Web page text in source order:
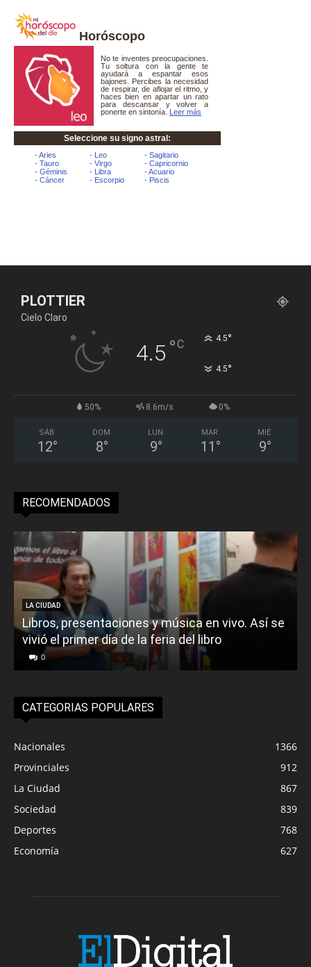
Horóscopo
PLOTTIER
Cielo Claro
4.5 °C 4.5°
4.5°
50% 8.6m/s 0%
SÁB
12°
DOM
8°
LUN
9°
MAR
11 °
MIÉ
9°
RECOMENDADOS
LA CIUDAD
Libros, presentaciones y música en vivo. Así se
vivió el primer día de la feria del libro
0
CATEGORIAS POPULARES
Nacionales
1366
Provinciales
912
La Ciudad
867
Sociedad
839
Deportes
768
Economía
627